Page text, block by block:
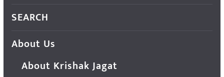
SEARCH
About Us
About Krishak Jagat